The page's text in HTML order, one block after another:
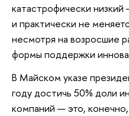
катастрофически
и практически не
несмотря на возросшие
формы поддержки
В Майском указе
году достичь 50% доли
компаний — это,